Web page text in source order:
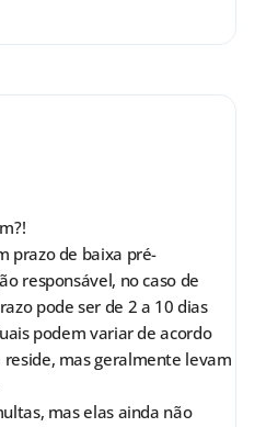
prazo de baixa pré-
responsável, no caso de
pode ser de 2 a 10 dias
podem variar de acordo
mas geralmente levam
mas elas ainda não